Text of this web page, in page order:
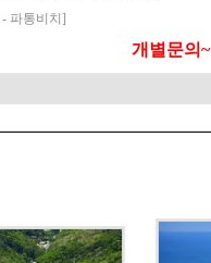
파통비치]
개별문의~